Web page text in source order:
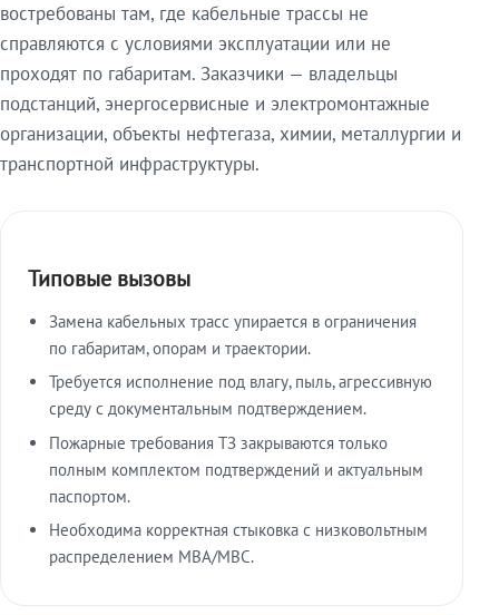
востребованы там, где кабельные трассы не
справляются с условиями эксплуатации или не
проходят по габаритам. Заказчики — владельцы
подстанций, энергосервисные и электромонтажные
организации, объекты нефтегаза, химии, металлургии и
транспортной инфраструктуры.
Типовые вызовы
Замена кабельных трасс упирается в ограничения
по габаритам, опорам и траектории.
Требуется исполнение под влагу, пыль, агрессивную
среду с документальным подтверждением.
Пожарные требования ТЗ закрываются только
полным комплектом подтверждений и актуальным
паспортом.
Необходима корректная стыковка с низковольтным
распределением МВА/МВС.